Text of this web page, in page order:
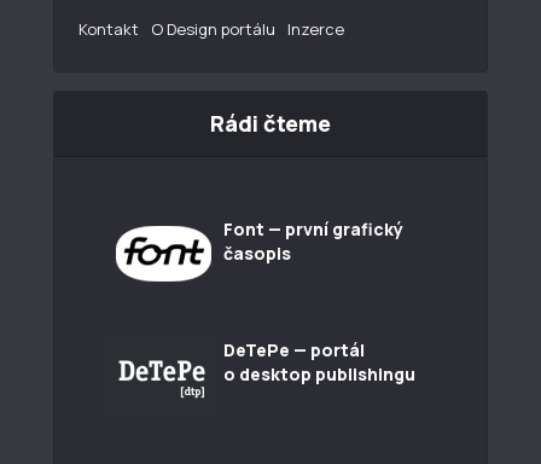
Kontakt O Design portálu Inzerce
Rádi čteme
Font — první grafický
časopis
DeTePe — portál
o desktop publishingu